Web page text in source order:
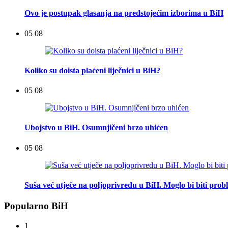
Ovo je postupak glasanja na predstojećim izborima u BiH
05 08
Koliko su doista plaćeni liječnici u BiH?
05 08
Ubojstvo u BiH. Osumnjičeni brzo uhićen
05 08
Suša već utječe na poljoprivredu u BiH. Moglo bi biti
Popularno BiH
1